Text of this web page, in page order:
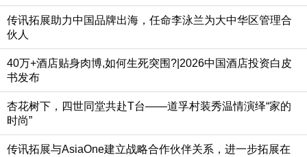
传讯拓展助力中国品牌出海，任命李泳兰为大中华区管理合
伙人
40万+酒店贴身肉博,如何生死突围?|2026中国酒店投资白皮
书发布
杏花树下，四世同堂共赴T台——道孚村装秀温情演绎“家的
时尚”
传讯拓展与AsiaOne建立战略合作伙伴关系，进一步拓展在